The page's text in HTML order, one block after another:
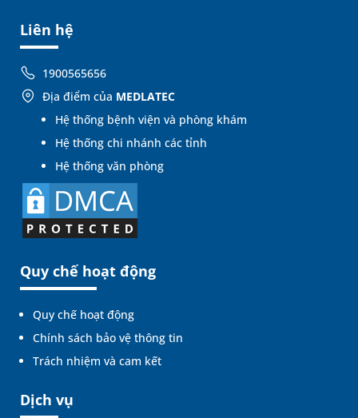
Liên hệ
1900565656
Địa điểm của MEDLATEC
Hệ thống bệnh viện và phòng khám
Hệ thống chi nhánh các tỉnh
Hệ thống văn phòng
Quy chế hoạt động
Quy chế hoạt động
Chính sách bảo vệ thông tin
Trách nhiệm và cam kết
Dịch vụ